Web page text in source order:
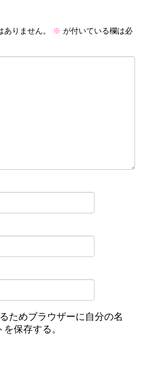
りません。 ※ が付いている欄は必
ためブラウザーに自分の名
保存する。